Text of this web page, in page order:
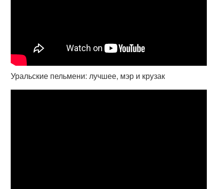
Уральские пельмени: лучшее, мэр и крузак